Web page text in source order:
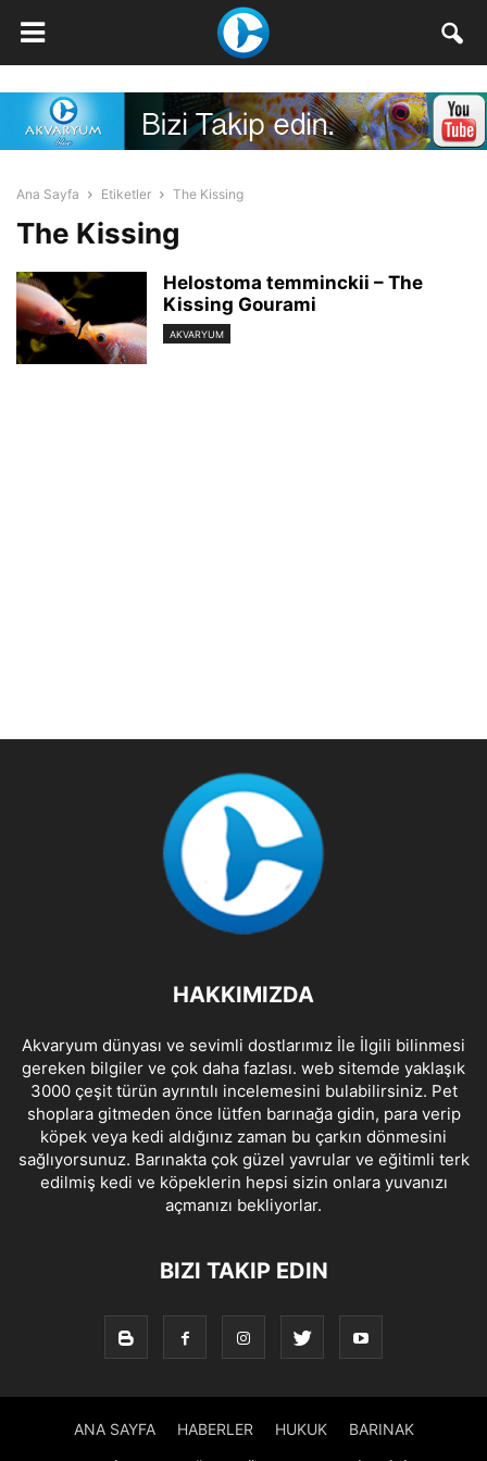
Ana Sayfa Etiketler The Kissing
The Kissing
Helostoma temminckii – The
Kissing Gourami
AKVARYUM
HAKKIMIZDA
Akvaryum dünyası ve sevimli dostlarımız İle İlgili bilinmesi
gereken bilgiler ve çok daha fazlası. web sitemde yaklaşık
3000 çeşit türün ayrıntılı incelemesini bulabilirsiniz. Pet
shoplara gitmeden önce lütfen barınağa gidin, para verip
köpek veya kedi aldığınız zaman bu çarkın dönmesini
sağlıyorsunuz. Barınakta çok güzel yavrular ve eğitimli terk
edilmiş kedi ve köpeklerin hepsi sizin onlara yuvanızı
açmanızı bekliyorlar.
BIZI TAKIP EDIN
ANA SAYFA HABERLER HUKUK BARINAK